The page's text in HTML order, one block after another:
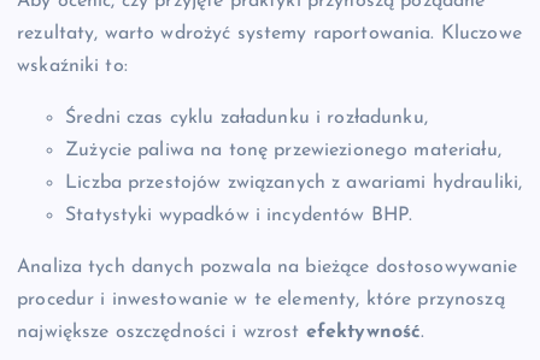
rezultaty, warto wdrożyć systemy raportowania. Kluczowe
wskaźniki to:
Średni czas cyklu załadunku i rozładunku,
Zużycie paliwa na tonę przewiezionego materiału,
Liczba przestojów związanych z awariami hydrauliki,
Statystyki wypadków i incydentów BHP.
Analiza tych danych pozwala na bieżące dostosowywanie
procedur i inwestowanie w te elementy, które przynoszą
największe oszczędności i wzrost efektywność.